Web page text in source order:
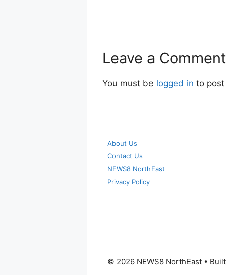
Leave a Comment
You must be logged in to post
About Us
Contact Us
NEWS8 NorthEast
Privacy Policy
© 2026 NEWS8 NorthEast •